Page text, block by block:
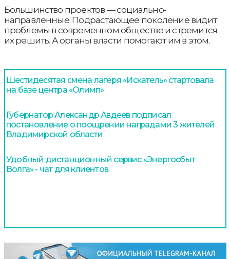
Большинство проектов — социально-
направленные. Подрастающее поколение видит
проблемы в современном обществе и стремится
их решить. А органы власти помогают им в этом.
Шестидесятая смена лагеря «Искатель» стартовала
на базе центра «Олимп»
Губернатор Александр Авдеев подписал
постановление о поощрении наградами 3 жителей
Владимирской области
Удобный дистанционный сервис «Энергосбыт
Волга» - чат для клиентов